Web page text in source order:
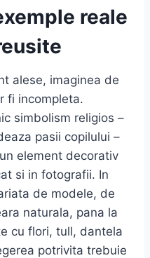
reale
alese, imaginea de
fi incompleta.
simbolism religios –
pasii copilului –
element decorativ
si in fotografii. In
de modele, de
naturala, pana la
cu flori, tull, dantela
potrivita trebuie